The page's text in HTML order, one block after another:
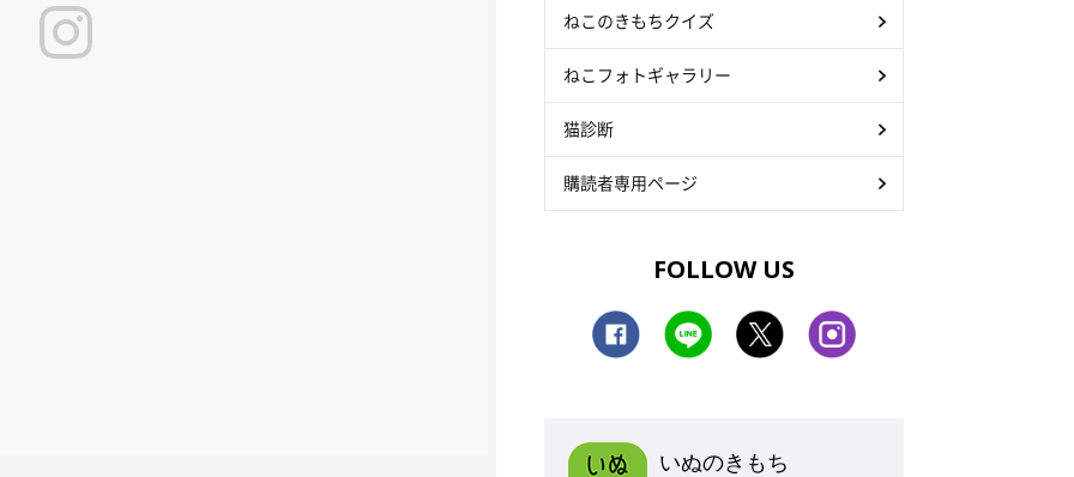
ねこのきもちクイズ
ねこフォトギャラリー
猫診断
購読者専用ページ
FOLLOW US
いぬのきもち